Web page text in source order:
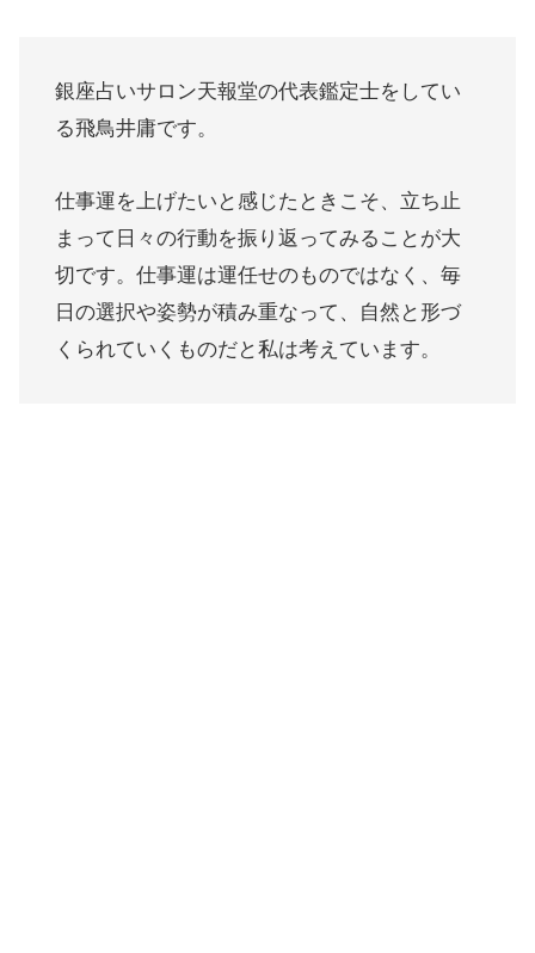
銀座占いサロン天報堂の代表鑑定士をしてい
る飛鳥井庸です。
仕事運を上げたいと感じたときこそ、立ち止
まって日々の行動を振り返ってみることが大
切です。仕事運は運任せのものではなく、毎
日の選択や姿勢が積み重なって、自然と形づ
くられていくものだと私は考えています。